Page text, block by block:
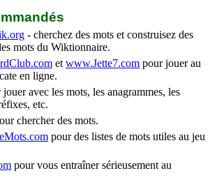
- cherchez des mots et construisez des
mots du Wiktionnaire.
et www.Jette7.com pour jouer au
en ligne.
jouer avec les mots, les anagrammes, les
etc.
chercher des mots.
pour des listes de mots utiles au jeu
pour vous entraîner sérieusement au